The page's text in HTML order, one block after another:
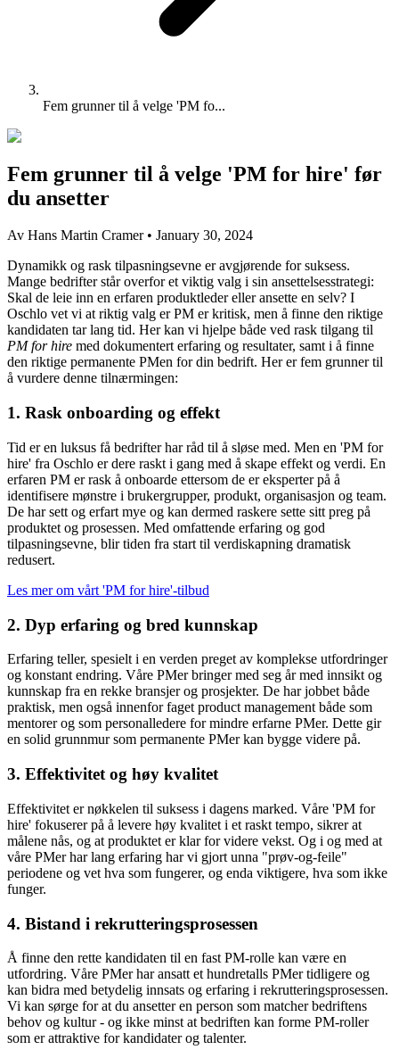
Fem grunner til å velge 'PM fo...
Fem grunner til å velge 'PM for hire' før
du ansetter
Av Hans Martin Cramer• January 30, 2024
Dynamikk og rask tilpasningsevne er avgjørende for suksess.
Mange bedrifter står overfor et viktig valg i sin ansettelsesstrategi:
Skal de leie inn en erfaren produktleder eller ansette en selv? I
Oschlo vet vi at riktig valg er PM er kritisk, men å finne den riktige
kandidaten tar lang tid. Her kan vi hjelpe både ved rask tilgang til
PM for hire med dokumentert erfaring og resultater, samt i å finne
den riktige permanente PMen for din bedrift. Her er fem grunner til
å vurdere denne tilnærmingen:
1. Rask onboarding og effekt
Tid er en luksus få bedrifter har råd til å sløse med. Men en 'PM for
hire' fra Oschlo er dere raskt i gang med å skape effekt og verdi. En
erfaren PM er rask å onboarde ettersom de er eksperter på å
identifisere mønstre i brukergrupper, produkt, organisasjon og team.
De har sett og erfart mye og kan dermed raskere sette sitt preg på
produktet og prosessen. Med omfattende erfaring og god
tilpasningsevne, blir tiden fra start til verdiskapning dramatisk
redusert.
Les mer om vårt 'PM for hire'-tilbud
2. Dyp erfaring og bred kunnskap
Erfaring teller, spesielt i en verden preget av komplekse utfordringer
og konstant endring. Våre PMer bringer med seg år med innsikt og
kunnskap fra en rekke bransjer og prosjekter. De har jobbet både
praktisk, men også innenfor faget product management både som
mentorer og som personalledere for mindre erfarne PMer. Dette gir
en solid grunnmur som permanente PMer kan bygge videre på.
3. Effektivitet og høy kvalitet
Effektivitet er nøkkelen til suksess i dagens marked. Våre 'PM for
hire' fokuserer på å levere høy kvalitet i et raskt tempo, sikrer at
målene nås, og at produktet er klar for videre vekst. Og i og med at
våre PMer har lang erfaring har vi gjort unna "prøv-og-feile"
periodene og vet hva som fungerer, og enda viktigere, hva som ikke
funger.
4. Bistand i rekrutteringsprosessen
Å finne den rette kandidaten til en fast PM-rolle kan være en
utfordring. Våre PMer har ansatt et hundretalls PMer tidligere og
kan bidra med betydelig innsats og erfaring i rekrutteringsprosessen.
Vi kan sørge for at du ansetter en person som matcher bedriftens
behov og kultur - og ikke minst at bedriften kan forme PM-roller
som er attraktive for kandidater og talenter.